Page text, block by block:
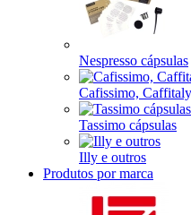
Nespresso cápsulas
Cafissimo,
Tassimo cápsulas
Illy e outros
Produtos por marca